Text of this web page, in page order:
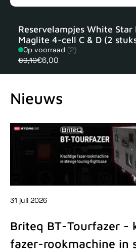
Reservelampjes White
Maglite 4-cell C & D (2
Op voorraad (2)
€9,10€6,00
Nieuws
31 juli 2026
Briteq BT-Tourfazer -
fazer-rookmachine in